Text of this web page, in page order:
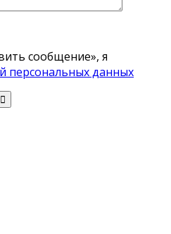
сообщение», я
персональных данных